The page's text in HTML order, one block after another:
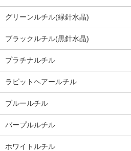
グリーンルチル(緑針水晶)
ブラックルチル(黒針水晶)
プラチナルチル
ラビットヘアールチル
ブルールチル
パープルルチル
ホワイトルチル